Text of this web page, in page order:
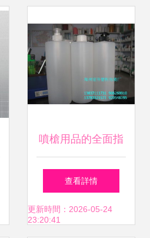
噴槍用品的全面指
南 從選擇到維護的
藝術
查看詳情
更新時間：2026-05-24
23:20:41